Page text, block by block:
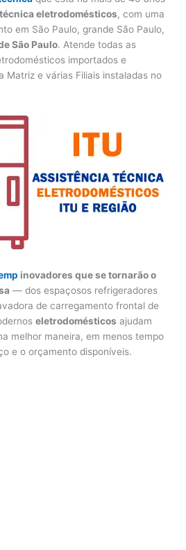
eletrodomésticos, com uma
em São Paulo, grande São Paulo,
São Paulo. Atende todas as
importados e
Matriz e várias Filiais instaladas no
inovadores que se tornarão o
— dos espaçosos refrigeradores
de carregamento frontal de
eletrodomésticos ajudam
melhor maneira, em menos tempo
e o orçamento disponíveis.